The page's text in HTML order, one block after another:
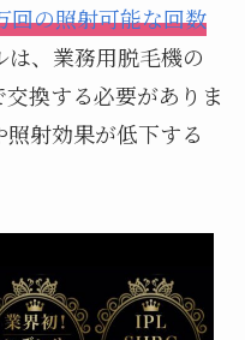
回の照射可能な回数
、業務用脱毛機の
換する必要がありま
射効果が低下する